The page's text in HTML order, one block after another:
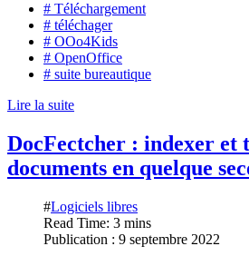
# Téléchargement
# téléchager
# OOo4Kids
# OpenOffice
# suite bureautique
Lire la suite
DocFectcher : indexer et
documents en quelque
#Logiciels libres
Read Time: 3 mins
Publication : 9 septembre 2022